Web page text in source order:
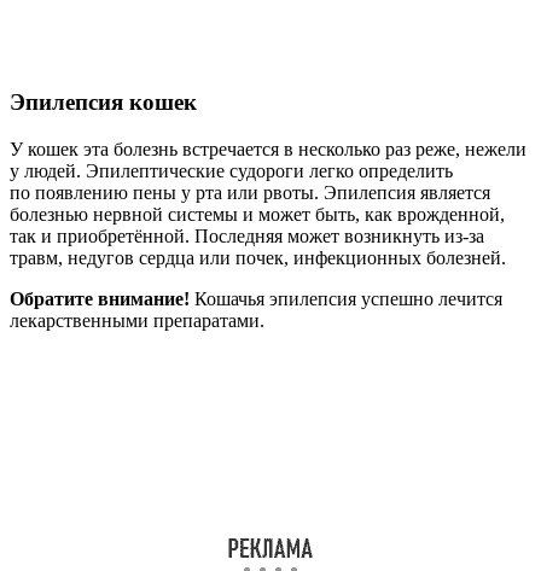
Эпилепсия кошек
У кошек эта болезнь встречается в несколько раз реже, нежели
у людей. Эпилептические судороги легко определить
по появлению пены у рта или рвоты. Эпилепсия является
болезнью нервной системы и может быть, как врожденной,
так и приобретённой. Последняя может возникнуть из-за
травм, недугов сердца или почек, инфекционных болезней.
Обратите внимание! Кошачья эпилепсия успешно лечится
лекарственными препаратами.